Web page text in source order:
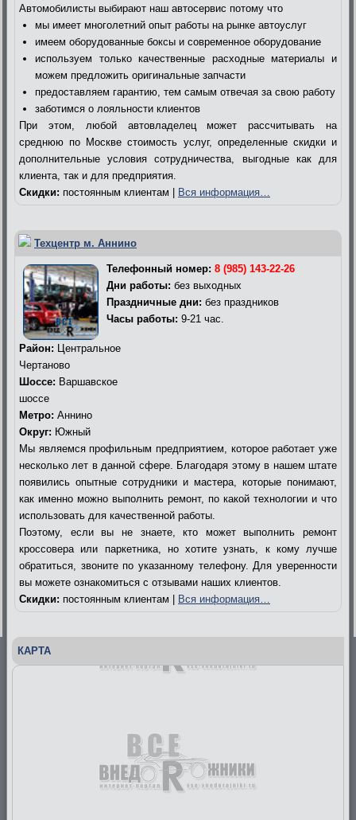
Автомобилисты выбирают наш автосервис потому что
мы имеет многолетний опыт работы на рынке автоуслуг
имеем оборудованные боксы и современное оборудование
используем только качественные расходные материалы и
можем предложить оригинальные запчасти
предоставляем гарантию, тем самым отвечая за свою работу
заботимся о лояльности клиентов
При этом, любой автовладелец может рассчитывать на
среднюю по Москве стоимость услуг, определенные скидки и
дополнительные условия сотрудничества, выгодные как для
клиента, так и для предприятия.
Скидки: постоянным клиентам | Вся информация…
Техцентр м. Аннино
Телефонный номер: 8 (985) 143-22-26
Дни работы: без выходных
Праздничные дни: без праздников
Часы работы: 9-21 час.
Район: Центральное
Чертаново
Шоссе: Варшавское
шоссе
Метро: Аннино
Округ: Южный
Мы являемся профильным предприятием, которое работает уже
несколько лет в данной сфере. Благодаря этому в нашем штате
появились опытные сотрудники и мастера, которые понимают,
как именно можно выполнить ремонт, по какой технологии и что
использовать для качественной работы.
Поэтому, если вы не знаете, кто может выполнить ремонт
кроссовера или паркетника, но хотите узнать, к кому лучше
обратиться, звоните по указанному телефону. Для уверенности
вы можете ознакомиться с отзывами наших клиентов.
Скидки: постоянным клиентам | Вся информация…
КАРТА